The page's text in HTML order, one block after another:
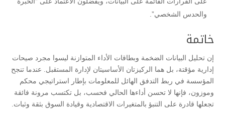
والحدس الشخصي”.
​خاتمة
​إن تحليل البيانات الضخمة وبطاقات الأداء المتوازنة ليسوا مجرد صيحات
إدارية مؤقتة، بل هما الركيزتان الأساسيتان لإدارة المستقبل. عندما تنجح
المؤسسة في ربط التدفق الهائل للمعلومات بإطار استراتيجي محكم
وموزون، فإنها لا تحسن أداءها الحالي فحسب، بل تكتسب مرونة فائقة
تجعلها قادرة على التنبؤ بالمتغيرات الاقتصادية وقيادة السوق بثقة وثبات.